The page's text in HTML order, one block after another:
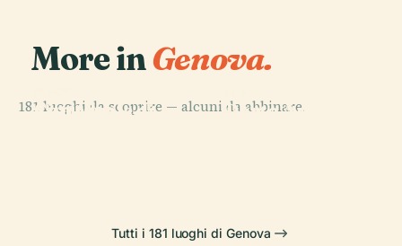
More inGenova.
181 luoghi da scoprire — alcuni da abbinare.
Cattedrale di
Porto Antico di
Cimitero
PLACE
Tutti i 181 luoghi di Genova